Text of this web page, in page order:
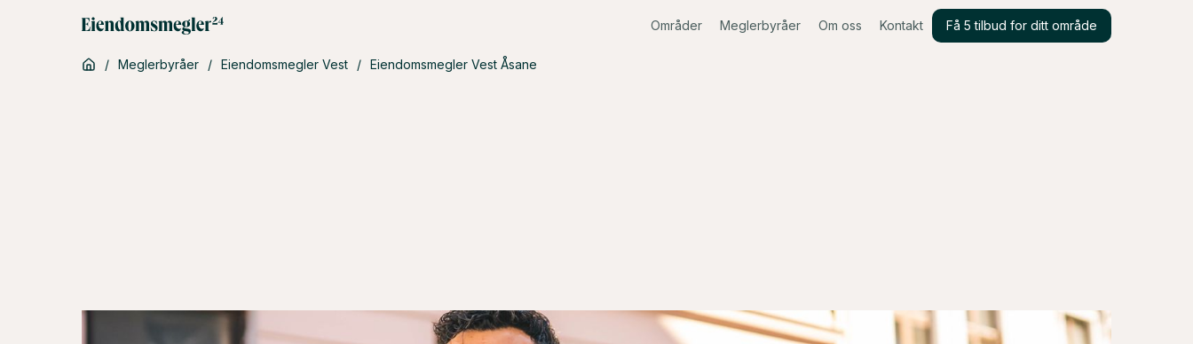
Områder Meglerbyråer Om oss Kontakt Få 5 tilbud for ditt område
/ Meglerbyråer / Eiendomsmegler Vest / Eiendomsmegler Vest Åsane